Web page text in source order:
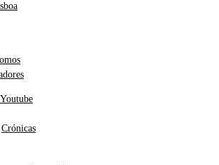
Youtube
Crónicas